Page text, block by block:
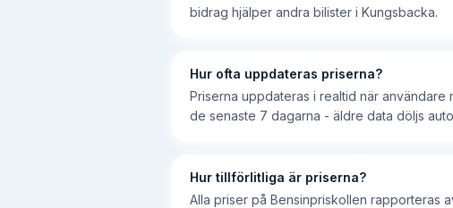
bidrag hjälper andra bilister i Kungsbacka.
Hur ofta uppdateras priserna?
Priserna uppdateras i realtid när
de senaste 7 dagarna - äldre data döljs
Hur tillförlitliga är priserna?
Alla priser på Bensinpriskollen rapporteras